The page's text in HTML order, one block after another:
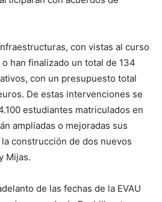
con vistas al curso
han finalizado un total de 134
con un presupuesto total
De estas intervenciones se
estudiantes matriculados en
ampliadas o mejoradas sus
construcción de dos nuevos
Mijas.
de las fechas de la EVAU